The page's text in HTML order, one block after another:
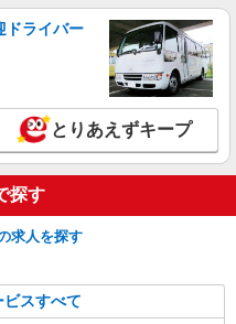
圏支社（T11_150）
量販店のauコーナー≫
1800円 ◆交通費規定支給◆直雇
円＋交通費
崎北
圏支社（KT01_02402）
イシア佐倉店／オープニング
ドライバー
とりあえずキープ
探す
求人を探す
ビスすべて